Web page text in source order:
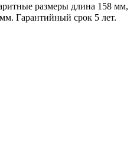
размеры длина 158 мм,
Гарантийный срок 5 лет.